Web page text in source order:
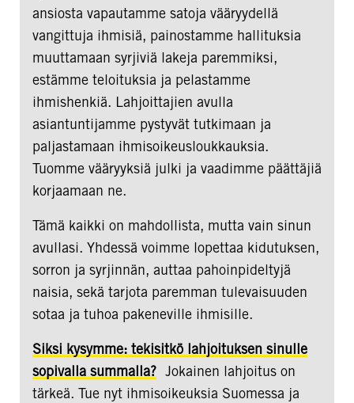
ansiosta vapautamme satoja vääryydellä
vangittuja ihmisiä, painostamme hallituksia
muuttamaan syrjiviä lakeja paremmiksi,
estämme teloituksia ja pelastamme
ihmishenkiä. Lahjoittajien avulla
asiantuntijamme pystyvät tutkimaan ja
paljastamaan ihmisoikeusloukkauksia.
Tuomme vääryyksiä julki ja vaadimme päättäjiä
korjaamaan ne.
Tämä kaikki on mahdollista, mutta vain sinun
avullasi. Yhdessä voimme lopettaa kidutuksen,
sorron ja syrjinnän, auttaa pahoinpideltyjä
naisia, sekä tarjota paremman tulevaisuuden
sotaa ja tuhoa pakeneville ihmisille.
Siksi kysymme: tekisitkö lahjoituksen sinulle
sopivalla summalla? Jokainen lahjoitus on
tärkeä. Tue nyt ihmisoikeuksia Suomessa ja